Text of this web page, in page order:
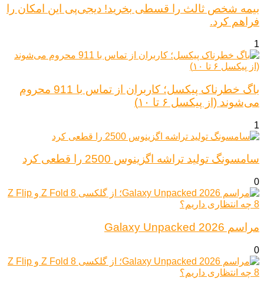
بیمه شخص ثالث را قسطی بخرید! دیجی‌پی این امکان را
فراهم کرد.
1
باگ خطرناک پیکسل؛ کاربران از تماس با 911 محروم
می‌شوند (از پیکسل ۶ تا ۱۰)
1
سامسونگ تولید تراشه اگزینوس 2500 را قطعی کرد
0
مراسم Galaxy Unpacked 2026
0